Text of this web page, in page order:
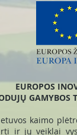
EUROPOS
GAMYBOS
kaimo
ir jų veiklai